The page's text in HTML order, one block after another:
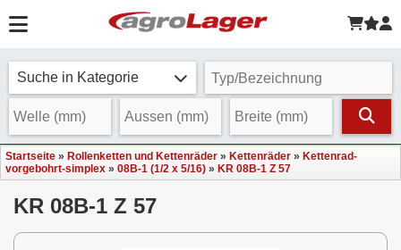
Suche in Kategorie
Startseite » Rollenketten und Kettenräder » Kettenräder » Kettenrad-
vorgebohrt-simplex » 08B-1 (1/2 x 5/16) » KR 08B-1 Z 57
KR 08B-1 Z 57